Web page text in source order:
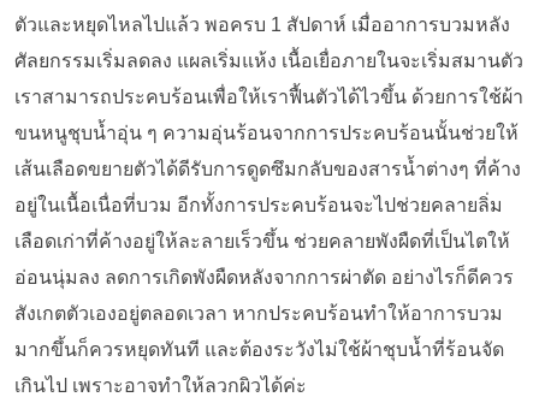
ตัวและหยุดไหลไปแล้ว พอครบ 1 สัปดาห์ เมื่ออาการบวมหลัง
ศัลยกรรมเริ่มลดลง แผลเริ่มแห้ง เนื้อเยื่อภายในจะเริ่มสมานตัว
เราสามารถประคบร้อนเพื่อให้เราฟื้นตัวได้ไวขึ้น ด้วยการใช้ผ้า
ขนหนูชุบน้ำอุ่น ๆ ความอุ่นร้อนจากการประคบร้อนนั้นช่วยให้
เส้นเลือดขยายตัวได้ดีรับการดูดซึมกลับของสารน้ำต่างๆ ที่ค้าง
อยู่ในเนื้อเนื่อที่บวม อีกทั้งการประคบร้อนจะไปช่วยคลายลิ่ม
เลือดเก่าที่ค้างอยู่ให้ละลายเร็วขึ้น ช่วยคลายพังผืดที่เป็นไตให้
อ่อนนุ่มลง ลดการเกิดพังผืดหลังจากการผ่าตัด อย่างไรก็ดีควร
สังเกตตัวเองอยู่ตลอดเวลา หากประคบร้อนทำให้อาการบวม
มากขึ้นก็ควรหยุดทันที และต้องระวังไม่ใช้ผ้าชุบน้ำที่ร้อนจัด
เกินไป เพราะอาจทำให้ลวกผิวได้ค่ะ